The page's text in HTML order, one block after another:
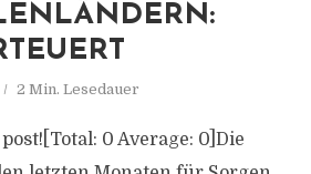
2 Min. Lesedauer
0 Average: 0]Die